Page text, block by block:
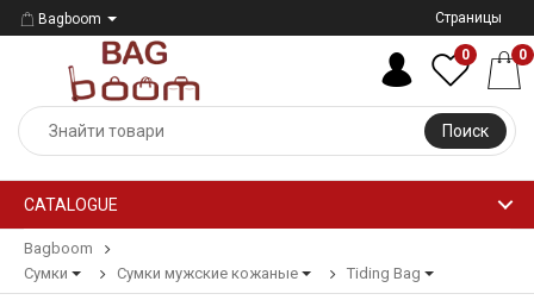
Bagboom Страницы
Поиск
0 0
CATALOGUE
Bagboom
Сумки
Сумки мужские кожаные Tiding Bag